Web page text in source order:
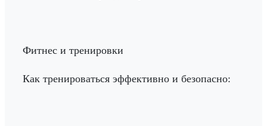
Фитнес и тренировки
Как тренироваться эффективно и безопасно: